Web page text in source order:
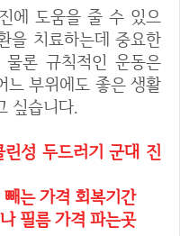
을 치료하는데 중요한
론 규칙적인 운동은
느 부위에도 좋은 생활
싶습니다.
는 가격 회복기간
필름 가격 파는곳